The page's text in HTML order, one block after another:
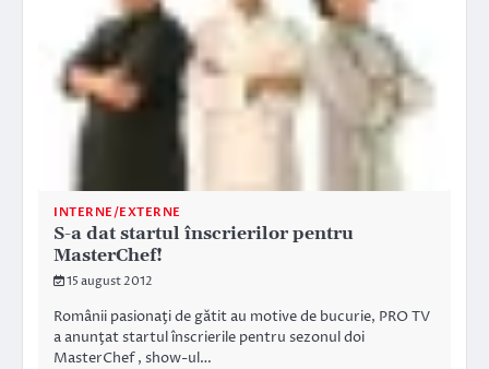
INTERNE/EXTERNE
S-a dat startul înscrierilor pentru
MasterChef!
15 august 2012
Românii pasionaţi de gătit au motive de bucurie, PRO TV
a anunţat startul înscrierile pentru sezonul doi
MasterChef , show-ul…